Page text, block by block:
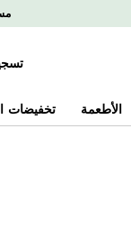
الأطعمة تخفيضات